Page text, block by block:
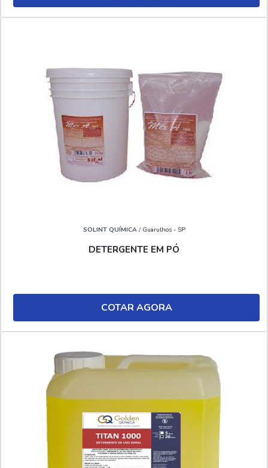
SOLINT QUÍMICA/ Guarulhos - SP
DETERGENTE EM PÓ
COTAR AGORA